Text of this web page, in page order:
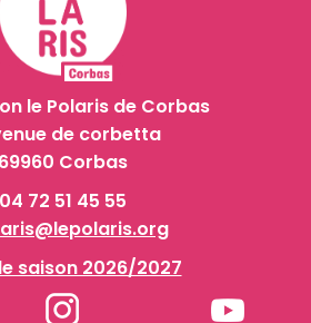
le Polaris de Corbas
de corbetta
69960 Corbas
04 72 51 45 55
saison 2026/2027